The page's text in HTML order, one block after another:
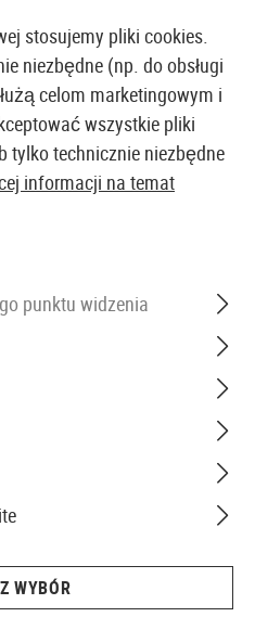
SKLEP I HURTOWNIA
80rds
stosujemy pliki cookies.
niezbędne (np. do obsługi
celom marketingowym i
wszystkie pliki
tylko technicznie niezbędne
informacji na temat
punktu widzenia
WYBÓR